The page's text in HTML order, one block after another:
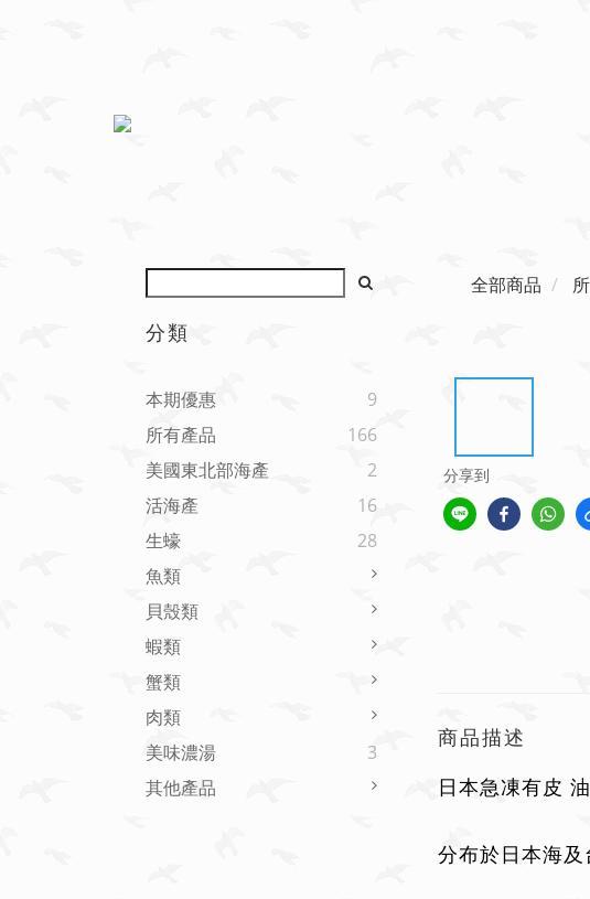
分類
本期優惠
9
所有產品
166
美國東北部海產
2
活海產
16
生蠔
28
魚類
貝殼類
蝦類
蟹類
肉類
美味濃湯
3
其他產品
全部商品
分享到
商品描述
日本急凍有皮
分布於日本海